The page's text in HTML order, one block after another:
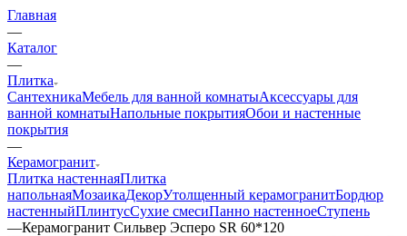
Главная
—
Каталог
—
Плитка
СантехникаМебель для ванной комнатыАксессуары для
ванной комнатыНапольные покрытияОбои и настенные
покрытия
—
Керамогранит
Плитка настеннаяПлитка
напольнаяМозаикаДекорУтолщенный керамогранитБордюр
настенныйПлинтусСухие смесиПанно настенноеСтупень
—Керамогранит Сильвер Эсперо SR 60*120